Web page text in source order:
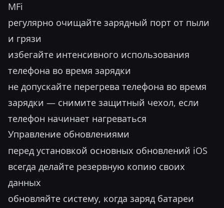
MFi
регулярно очищайте зарядный порт от пыли
и грязи
избегайте интенсивного использования
телефона во время зарядки
не допускайте перегрева телефона во время
зарядки — снимите защитный чехол, если
телефон начинает нагреваться
Управление обновлениями
перед установкой основных обновлений iOS
всегда делайте резервную копию своих
данных
обновляйте систему, когда заряд батареи